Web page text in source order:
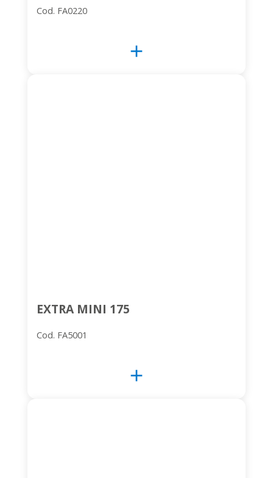
Cod. FA0220
add
EXTRA MINI 175
Cod. FA5001
add